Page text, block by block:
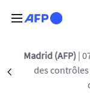
Précédent
Madrid (AFP) |
des
Retour à la
10 MAR 2025 -